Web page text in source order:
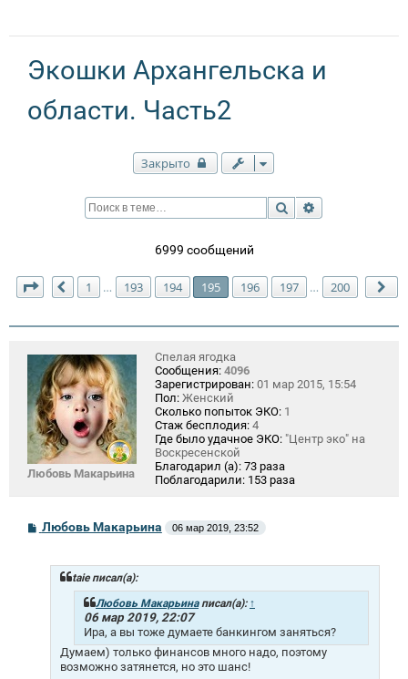
Экошки Архангельска и
области. Часть2
Закрыто
Поиск
6999 сообщений
Страница 195 из200
Пред.
1 … 193 194 195 196 197 … 200
Любовь Макарьина
Спелая ягодка
Сообщения: 4096
Зарегистрирован: 01 мар 2015, 15:54
Пол: Женский
Сколько попыток ЭКО: 1
Стаж бесплодия: 4
Где было удачное ЭКО: "Центр эко" на
Воскресенской
Благодарил (а): 73 раза
Поблагодарили: 153 раза
С
Любовь Макарьина 06 мар 2019, 23:52
taie писал(а):
Любовь Макарьинаписал(а): ↑
06 мар 2019, 22:07
Ира, а вы тоже думаете банкингом заняться?
Думаем) только финансов много надо, поэтому
возможно затянется, но это шанс!